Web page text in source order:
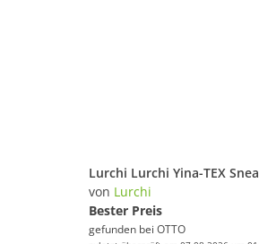
Lurchi Lurchi Yina-TEX
von Lurchi
Bester Preis
gefunden bei OTTO